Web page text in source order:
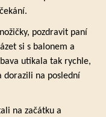
pozdravit paní
si s balonem a
utíkala tak rychle,
dorazili na poslední
na začátku a